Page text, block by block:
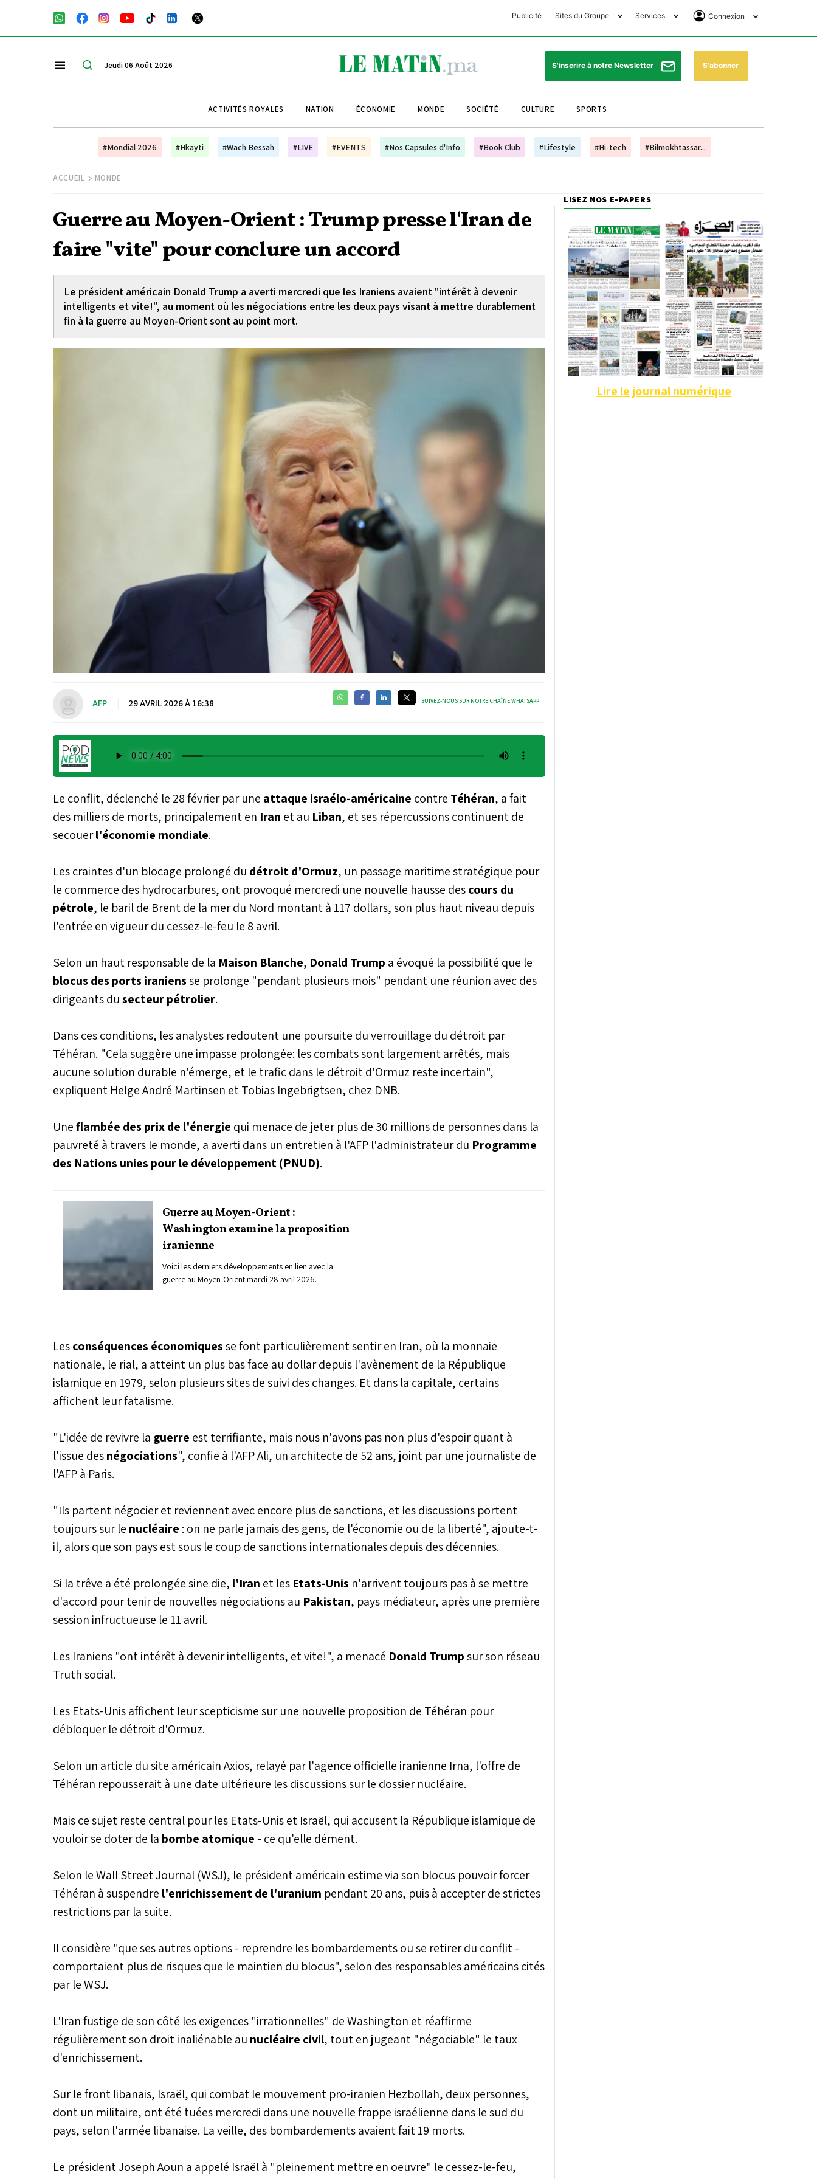
Publicité Sites du Groupe
Club Avantages
Le Matin Sports
Le Matin Store
Le Matin Annonces
Morocco Today Forum
Bookclub
Services
Horaires de prières
Pharmacies de garde
Programme TV
Cinéma
Connexion
Se Connecter
Abonnement
Jeudi 06 Août 2026 S'inscrire à notre Newsletter S'abonner
ACTIVITÉS ROYALES NATION ÉCONOMIE MONDE SOCIÉTÉ CULTURE SPORTS
#Mondial 2026 #Hkayti #Wach Bessah #LIVE #EVENTS #Nos Capsules d'Info #Book Club #Lifestyle #Hi-tech #Bilmokhtassar...
ACCUEIL MONDE
Guerre au Moyen-Orient : Trump presse l'Iran de
faire "vite" pour conclure un accord
Le président américain Donald Trump a averti mercredi que les Iraniens avaient "intérêt à devenir
intelligents et vite!", au moment où les négociations entre les deux pays visant à mettre durablement
fin à la guerre au Moyen-Orient sont au point mort.
AFP 29 AVRIL 2026 À 16:38 SUIVEZ-NOUS SUR NOTRE CHAÎNE WHATSAPP
Le conflit, déclenché le 28 février par une attaque israélo-américaine contre Téhéran, a fait
des milliers de morts, principalement en Iran et au Liban, et ses répercussions continuent de
secouerl'économie mondiale.
Les craintes d'un blocage prolongé du détroit d'Ormuz, un passage maritime stratégique pour
le commerce des hydrocarbures, ont provoqué mercredi une nouvelle hausse descours du
pétrole, le baril de Brent de la mer du Nord montant à 117 dollars, son plus haut niveau depuis
l'entrée en vigueur du cessez-le-feu le 8 avril.
Selon un haut responsable de la Maison Blanche, Donald Trump a évoqué la possibilité que le
blocus des ports iraniensse prolonge "pendant plusieurs mois" pendant une réunion avec des
dirigeants dusecteur pétrolier.
Dans ces conditions, les analystes redoutent une poursuite du verrouillage du détroit par
Téhéran. "Cela suggère une impasse prolongée: les combats sont largement arrêtés, mais
aucune solution durable n'émerge, et le trafic dans le détroit d'Ormuz reste incertain",
expliquent Helge André Martinsen et Tobias Ingebrigtsen, chez DNB.
Uneflambée des prix de l'énergie qui menace de jeter plus de 30 millions de personnes dans la
pauvreté à travers le monde, a averti dans un entretien à l'AFP l'administrateur du Programme
des Nations unies pour le développement (PNUD).
Guerre au Moyen-Orient :
Washington examine la proposition
iranienne
Voici les derniers développements en lien avec la
guerre au Moyen-Orient mardi 28 avril 2026.
Lesconséquences économiquesse font particulièrement sentir en Iran, où la monnaie
nationale, le rial, a atteint un plus bas face au dollar depuis l'avènement de la République
islamique en 1979, selon plusieurs sites de suivi des changes. Et dans la capitale, certains
affichent leur fatalisme.
"L'idée de revivre la guerre est terrifiante, mais nous n'avons pas non plus d'espoir quant à
l'issue desnégociations", confie à l'AFP Ali, un architecte de 52 ans, joint par une journaliste de
l'AFP à Paris.
"Ils partent négocier et reviennent avec encore plus de sanctions, et les discussions portent
toujours sur le nucléaire : on ne parle jamais des gens, de l'économie ou de la liberté", ajoute-t-
il, alors que son pays est sous le coup de sanctions internationales depuis des décennies.
Si la trêve a été prolongée sine die, l'Iran et les Etats-Unis n'arrivent toujours pas à se mettre
d'accord pour tenir de nouvelles négociations au Pakistan, pays médiateur, après une première
session infructueuse le 11 avril.
Les Iraniens "ont intérêt à devenir intelligents, et vite!", a menacé Donald Trumpsur son réseau
Truth social.
Les Etats-Unis affichent leur scepticisme sur une nouvelle proposition de Téhéran pour
débloquer le détroit d'Ormuz.
Selon un article du site américain Axios, relayé par l'agence officielle iranienne Irna, l'offre de
Téhéran repousserait à une date ultérieure les discussions sur le dossier nucléaire.
Mais ce sujet reste central pour les Etats-Unis et Israël, qui accusent la République islamique de
vouloir se doter de la bombe atomique - ce qu'elle dément.
Selon le Wall Street Journal (WSJ), le président américain estime via son blocus pouvoir forcer
Téhéran à suspendre l'enrichissement de l'uranium pendant 20 ans, puis à accepter de strictes
restrictions par la suite.
Il considère "que ses autres options - reprendre les bombardements ou se retirer du conflit -
comportaient plus de risques que le maintien du blocus", selon des responsables américains cités
par le WSJ.
L'Iran fustige de son côté les exigences "irrationnelles" de Washington et réaffirme
régulièrement son droit inaliénable au nucléaire civil, tout en jugeant "négociable" le taux
d'enrichissement.
Sur le front libanais, Israël, qui combat le mouvement pro-iranien Hezbollah, deux personnes,
dont un militaire, ont été tuées mercredi dans une nouvelle frappe israélienne dans le sud du
pays, selon l'armée libanaise. La veille, des bombardements avaient fait 19 morts.
Le président Joseph Aoun a appelé Israël à "pleinement mettre en oeuvre" le cessez-le-feu,
LISEZ NOS E-PAPERS
Lire le journal numérique